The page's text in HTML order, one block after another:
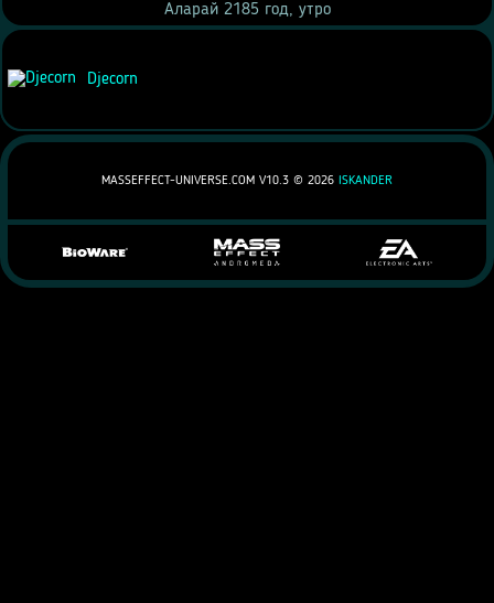
Аларай 2185 год, утро
Djecorn
MASSEFFECT-UNIVERSE.COM V10.3 © 2026 ISKANDER